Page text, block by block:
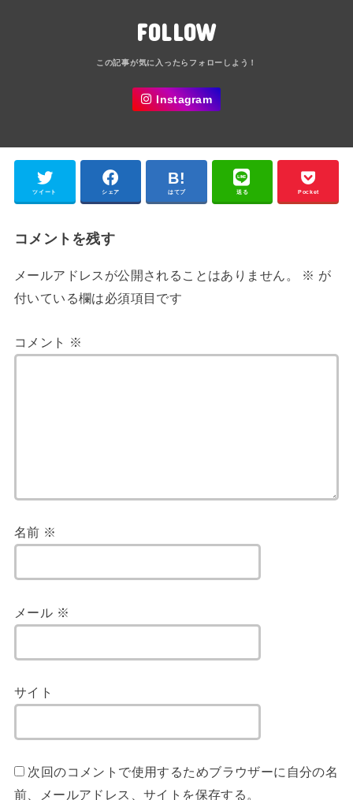
FOLLOW
Instagram
ツイート シェア はてブ 送る Pocket
コメントを残す
メールアドレスが公開されることはありません。 ※ が
付いている欄は必須項目です
コメント ※
名前 ※
メール ※
サイト
次回のコメントで使用するためブラウザーに自分の名
前、メールアドレス、サイトを保存する。